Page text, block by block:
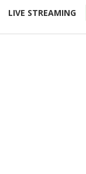
LIVE STREAMING